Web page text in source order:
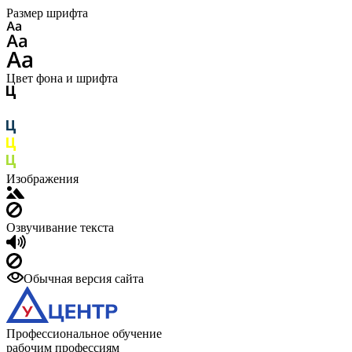
Размер шрифта
Цвет фона и шрифта
Изображения
Озвучивание текста
Обычная версия сайта
Профессиональное обучение
рабочим профессиям